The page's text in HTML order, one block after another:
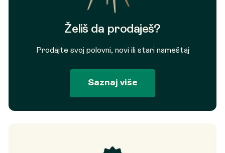
Želiš da prodaješ?
Prodajte svoj polovni, novi ili stari nameštaj
Saznaj više